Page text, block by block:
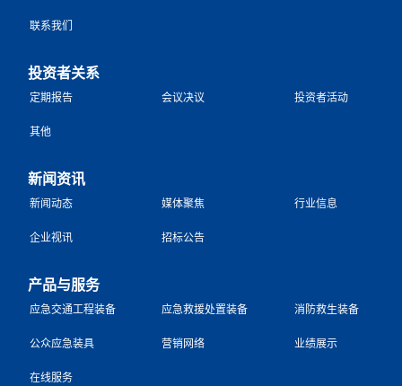
联系我们
投资者关系
定期报告 会议决议 投资者活动
其他
新闻资讯
新闻动态 媒体聚焦 行业信息
企业视讯 招标公告
产品与服务
应急交通工程装备 应急救援处置装备 消防救生装备
公众应急装具 营销网络 业绩展示
在线服务